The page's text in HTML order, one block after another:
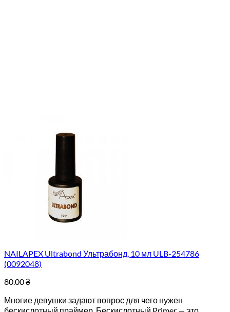
NAILAPEX Ultrabond Ультрабонд, 10 мл ULB-254786
(0092048)
80.00₴
Многие девушки задают вопрос для чего нужен